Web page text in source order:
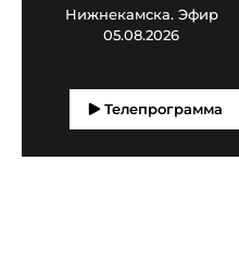
Нижнекамска. Эфир
05.08.2026
Телепрограмма